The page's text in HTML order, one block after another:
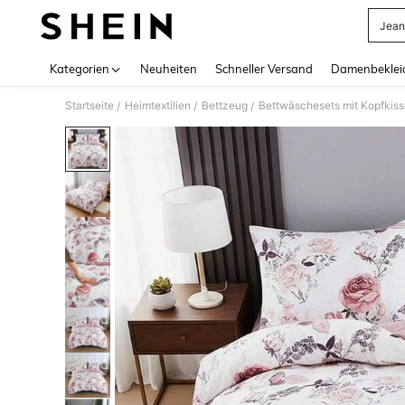
Kategorien Neuheiten Schneller Versand
Startseite / Heimtextilien / Bettzeug / Bettwäschesets mit